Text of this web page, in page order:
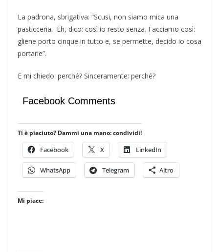
La padrona, sbrigativa: “Scusi, non siamo mica una
pasticceria. Eh, dico: così io resto senza. Facciamo così:
gliene porto cinque in tutto e, se permette, decido io cosa
portarle”.
E mi chiedo: perché? Sinceramente: perché?
Facebook Comments
Ti è piaciuto? Dammi una mano: condividi!
Facebook X LinkedIn
WhatsApp Telegram Altro
Mi piace: